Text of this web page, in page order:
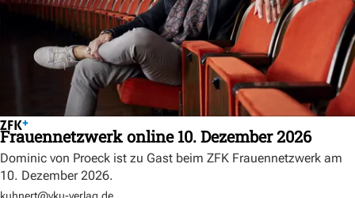
Frauennetzwerk online 10. Dezember 2026
Dominic von Proeck ist zu Gast beim ZFK Frauennetzwerk am
10. Dezember 2026.